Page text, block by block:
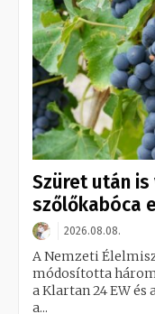
Szüret után
szőlőkabóca
2026.08.08.
A Nemzeti
módosította három
a Klartan 24 EW
a...